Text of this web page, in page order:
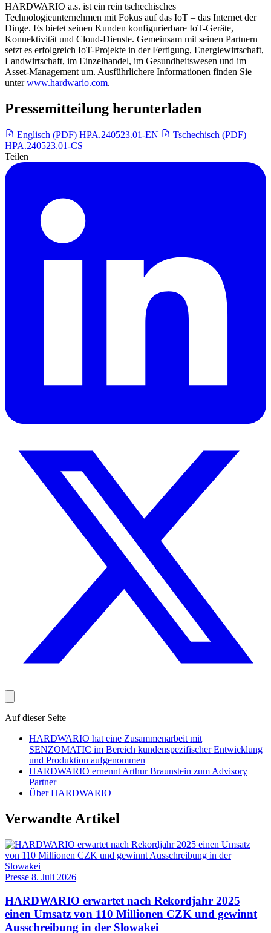
HARDWARIO a.s. ist ein rein tschechisches
Technologieunternehmen mit Fokus auf das IoT – das Internet der
Dinge. Es bietet seinen Kunden konfigurierbare IoT-Geräte,
Konnektivität und Cloud-Dienste. Gemeinsam mit seinen Partnern
setzt es erfolgreich IoT-Projekte in der Fertigung, Energiewirtschaft,
Landwirtschaft, im Einzelhandel, im Gesundheitswesen und im
Asset-Management um. Ausführlichere Informationen finden Sie
unterwww.hardwario.com.
Pressemitteilung herunterladen
Englisch (PDF) HPA.240523.01-EN
Tschechisch (PDF)
HPA.240523.01-CS
Teilen
Auf dieser Seite
HARDWARIO hat eine Zusammenarbeit mit
SENZOMATIC im Bereich kundenspezifischer Entwicklung
und Produktion aufgenommen
HARDWARIO ernennt Arthur Braunstein zum Advisory
Partner
Über HARDWARIO
Verwandte Artikel
Presse 8. Juli 2026
HARDWARIO erwartet nach Rekordjahr 2025
einen Umsatz von 110 Millionen CZK und gewinnt
Ausschreibung in der Slowakei